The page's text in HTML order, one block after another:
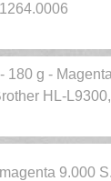
g -
HL-
9.000